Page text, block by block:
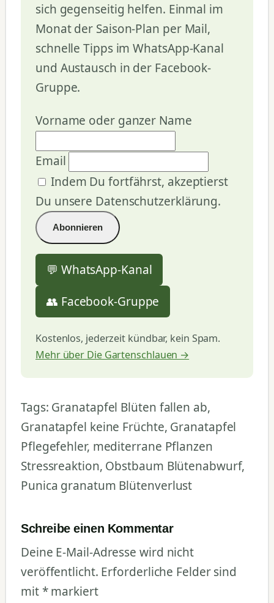
sich gegenseitig helfen. Einmal im
Monat der Saison-Plan per Mail,
schnelle Tipps im WhatsApp-Kanal
und Austausch in der Facebook-
Gruppe.
Vorname oder ganzer Name
Email
Indem Du fortfährst, akzeptierst
Du unsere Datenschutzerklärung.
💬 WhatsApp-Kanal
👥 Facebook-Gruppe
Kostenlos, jederzeit kündbar, kein Spam.
Mehr über Die Gartenschlauen →
Tags: Granatapfel Blüten fallen ab,
Granatapfel keine Früchte, Granatapfel
Pflegefehler, mediterrane Pflanzen
Stressreaktion, Obstbaum Blütenabwurf,
Punica granatum Blütenverlust
Schreibe einen Kommentar
Deine E-Mail-Adresse wird nicht
veröffentlicht. Erforderliche Felder sind
mit *markiert